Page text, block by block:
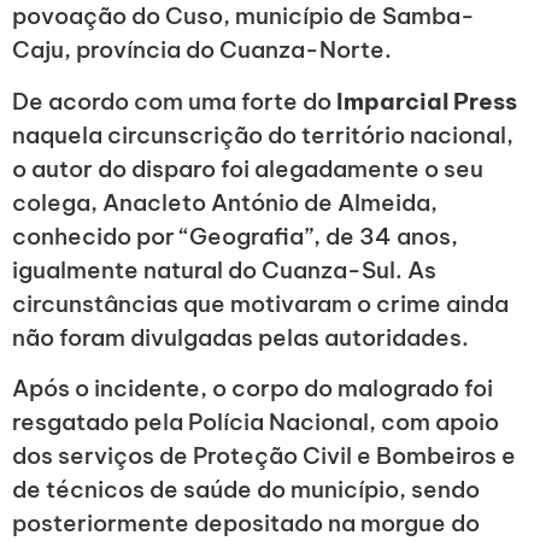
povoação do Cuso, município de Samba-
Caju, província do Cuanza-Norte.
De acordo com uma forte do Imparcial Press
naquela circunscrição do território nacional,
o autor do disparo foi alegadamente o seu
colega, Anacleto António de Almeida,
conhecido por “Geografia”, de 34 anos,
igualmente natural do Cuanza-Sul. As
circunstâncias que motivaram o crime ainda
não foram divulgadas pelas autoridades.
Após o incidente, o corpo do malogrado foi
resgatado pela Polícia Nacional, com apoio
dos serviços de Proteção Civil e Bombeiros e
de técnicos de saúde do município, sendo
posteriormente depositado na morgue do